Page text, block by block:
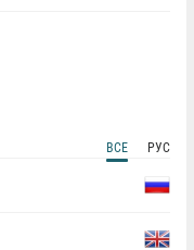
ВСЕ РУС